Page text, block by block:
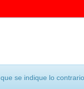
se indique lo contrario.